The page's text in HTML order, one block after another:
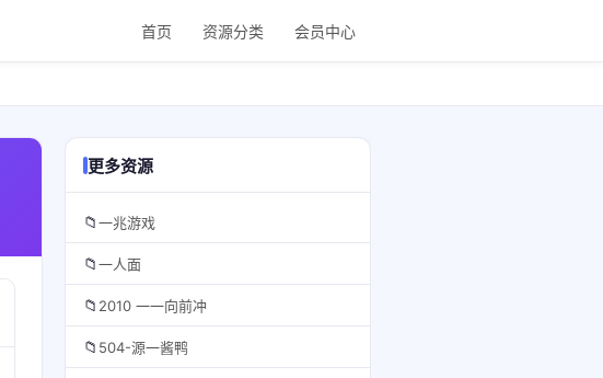
首页 资源分类 会员中心
更多资源
📁一兆游戏
📁一人面
📁 2010 一一向前冲
📁 504-源一酱鸭